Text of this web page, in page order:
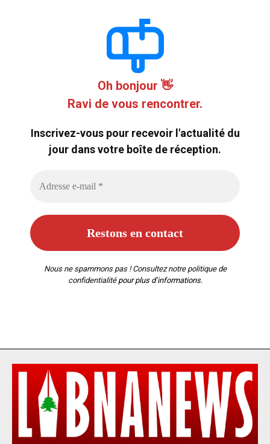
Oh bonjour 👋
Ravi de vous rencontrer.
Inscrivez-vous pour recevoir l'actualité du
jour dans votre boîte de réception.
Nous ne spammons pas ! Consultez notre politique de
confidentialitépour plus d’informations.